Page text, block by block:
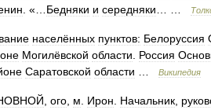
. «… Бедняки и середняки
населённых пунктов: Белоруссия
Могилёвской области Россия
Саратовской области Википедия
ого м Ирон Начальник